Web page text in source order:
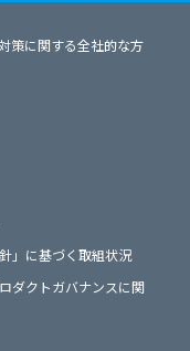
策に関する全社的な方
」に基づく取組状況
ダクトガバナンスに関